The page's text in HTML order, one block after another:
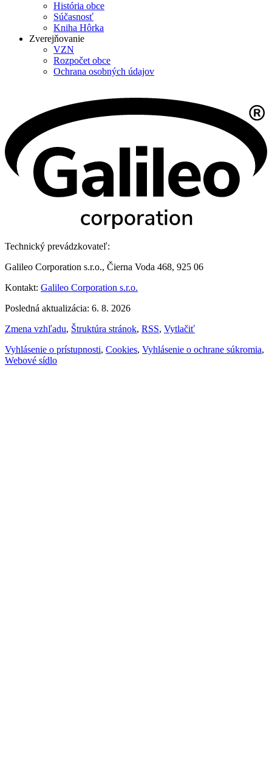
História obce
Súčasnosť
Kniha Hôrka
Zverejňovanie
VZN
Rozpočet obce
Ochrana osobných údajov
Technický prevádzkovateľ:
Galileo Corporation s.r.o., Čierna Voda 468, 925 06
Kontakt: Galileo Corporation s.r.o.
Posledná aktualizácia: 6. 8. 2026
Zmena vzhľadu, Štruktúra stránok, RSS, Vytlačiť
Vyhlásenie o prístupnosti, Cookies, Vyhlásenie o ochrane súkromia,
Webové sídlo